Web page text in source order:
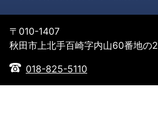
〒010-1407
秋田市上北手百崎字内山60番地の2
018-825-5110